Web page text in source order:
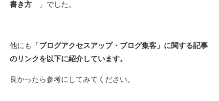
書き方 」でした。
他にも「ブログアクセスアップ・ブログ集客」に関する記事
のリンクを以下に紹介しています。
良かったら参考にしてみてください。